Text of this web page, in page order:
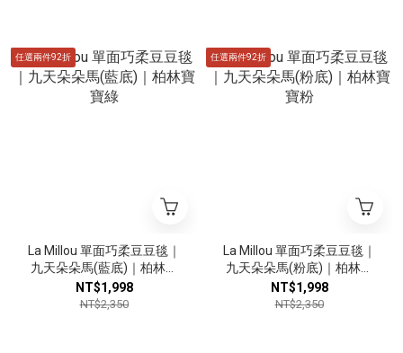
任選兩件92折
La Millou 單面巧柔豆豆毯｜
九天朵朵馬(藍底)｜柏林寶
寶綠
NT$1,998
NT$2,350
任選兩件92折
La Millou 單面巧柔豆豆毯｜
九天朵朵馬(粉底)｜柏林寶
寶粉
NT$1,998
NT$2,350